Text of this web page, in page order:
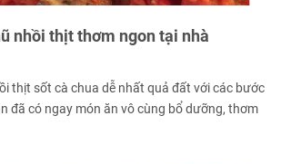
nhồi thịt thơm ngon tại nhà
thịt sốt cà chua dễ nhất quả đất với các bước
đã có ngay món ăn vô cùng bổ dưỡng, thơm